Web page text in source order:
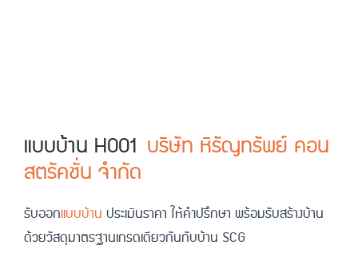
แบบบ้าน H001 บริษัท หิรัญทรัพย์ คอน
สตรัคชั่น จำกัด​
รับออกแบบบ้าน ประเมินราคา ให้คำปรึกษา พร้อมรับสร้างบ้าน
ด้วยวัสดุมาตรฐานเกรดเดียวกันกับบ้าน SCG